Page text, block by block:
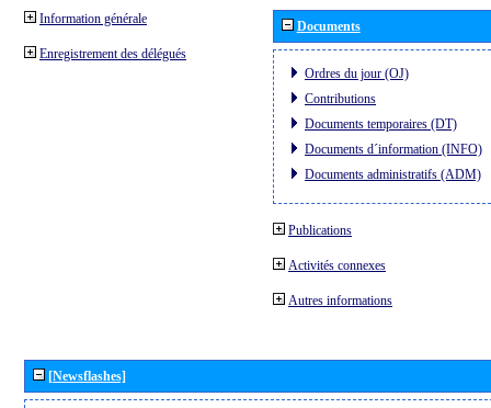
Information générale
Enregistrement des délégués
Documents
Ordres du jour (OJ)
Contributions
Documents temporaires (DT)
Documents d´information (INFO)
Documents administratifs (ADM)
Publications
Activités connexes
Autres informations
[Newsflashes]